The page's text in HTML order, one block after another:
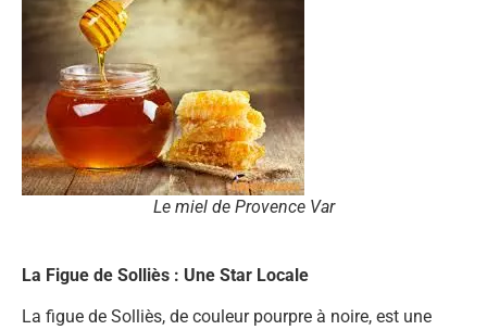
Le miel de Provence Var
La Figue de Solliès : Une Star Locale
La figue de Solliès, de couleur pourpre à noire, est une